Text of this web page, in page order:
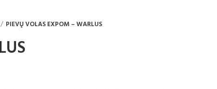
PIEVŲ VOLAS EXPOM – WARLUS